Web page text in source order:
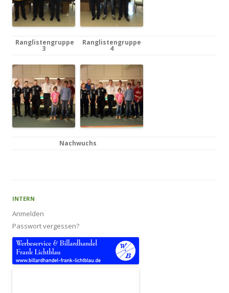
Ranglistengruppe
3
Ranglistengruppe
4
Nachwuchs
INTERN
Anmelden
Passwort vergessen?